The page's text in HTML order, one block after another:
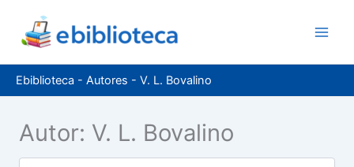
contenido
Ebiblioteca - Autores - V. L. Bovalino
Autor: V. L. Bovalino